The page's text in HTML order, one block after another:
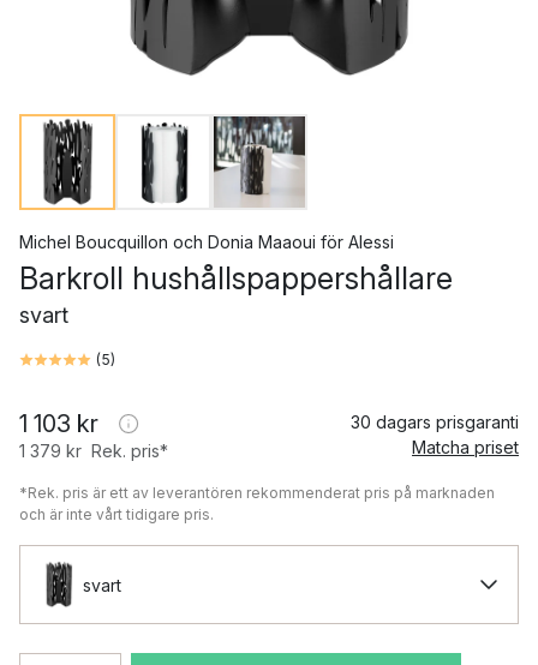
Michel Boucquillon och Donia Maaoui för Alessi
Barkroll hushållspappershållare
svart
(5)
1 103 kr
1 379 kr Rek. pris*
30 dagars prisgaranti
Matcha priset
*Rek. pris är ett av leverantören rekommenderat pris på marknaden
och är inte vårt tidigare pris.
svart